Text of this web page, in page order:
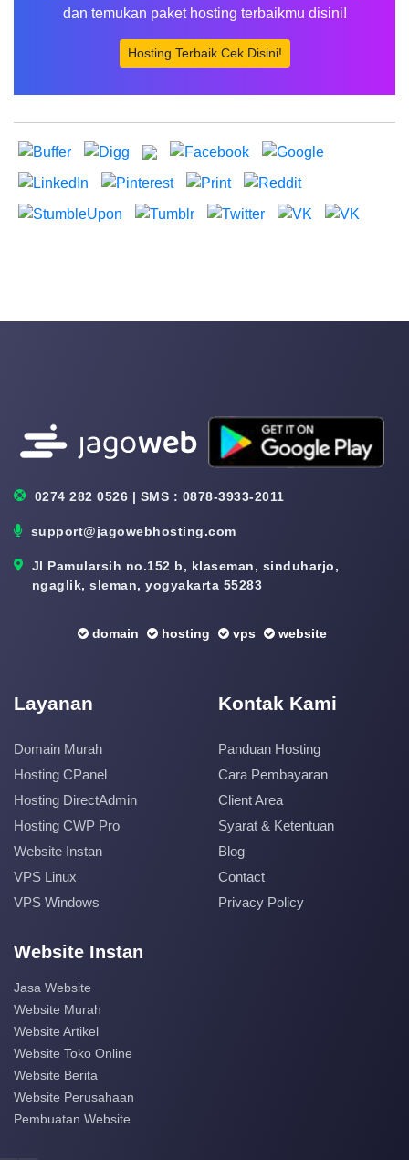
dan temukan paket hosting terbaikmu disini!
Hosting Terbaik Cek Disini!
0274 282 0526 | SMS : 0878-3933-2011
support@jagowebhosting.com
Jl Pamularsih no.152 b, klaseman, sinduharjo,
ngaglik, sleman, yogyakarta 55283
domain hosting vps website
Layanan
Domain Murah
Hosting CPanel
Hosting DirectAdmin
Hosting CWP Pro
Website Instan
VPS Linux
VPS Windows
Kontak Kami
Panduan Hosting
Cara Pembayaran
Client Area
Syarat & Ketentuan
Blog
Contact
Privacy Policy
Website Instan
Jasa Website
Website Murah
Website Artikel
Website Toko Online
Website Berita
Website Perusahaan
Pembuatan Website